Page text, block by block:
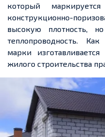
который
конструкционно-
высокую плотность,
теплопроводность.
марки
жилого строительства